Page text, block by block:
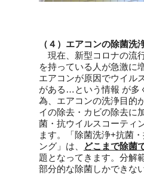
（４）エアコンの除菌洗
現在、新型コロナの流
を持っている人が急激に
エアコンが原因でウイル
がある…という情報 が多
為、エアコンの洗浄目的
イの除去・カビの除去に
菌・抗ウイルスコーティ
ます。「除菌洗浄+抗菌
ング」は、
どこまで除菌
題となってきます。分解
部分的な除菌しかできな